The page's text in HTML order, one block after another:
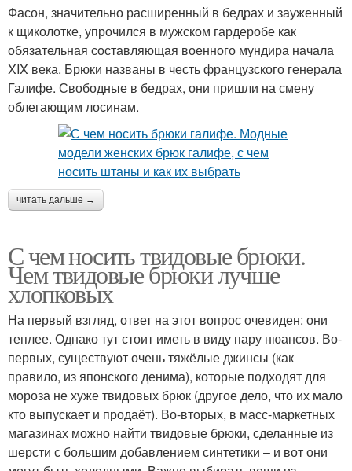
Фасон, значительно расширенный в бедрах и зауженный
к щиколотке, упрочился в мужском гардеробе как
обязательная составляющая военного мундира начала
XIX века. Брюки названы в честь французского генерала
Галифе. Свободные в бедрах, они пришли на смену
облегающим лосинам.
читать дальше →
С чем носить твидовые брюки.
Чем твидовые брюки лучше
хлопковых
На первый взгляд, ответ на этот вопрос очевиден: они
теплее. Однако тут стоит иметь в виду пару нюансов. Во-
первых, существуют очень тяжёлые джинсы (как
правило, из японского денима), которые подходят для
мороза не хуже твидовых брюк (другое дело, что их мало
кто выпускает и продаёт). Во-вторых, в масс-маркетных
магазинах можно найти твидовые брюки, сделанные из
шерсти с большим добавлением синтетики – и вот они